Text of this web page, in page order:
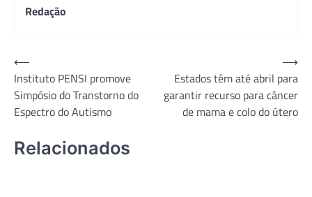
Redação
Navegação
de
Post
⟵
Instituto PENSI promove
Simpósio do Transtorno do
Espectro do Autismo
Estados têm até abril para
garantir recurso para câncer
de mama e colo do útero
⟶
Relacionados